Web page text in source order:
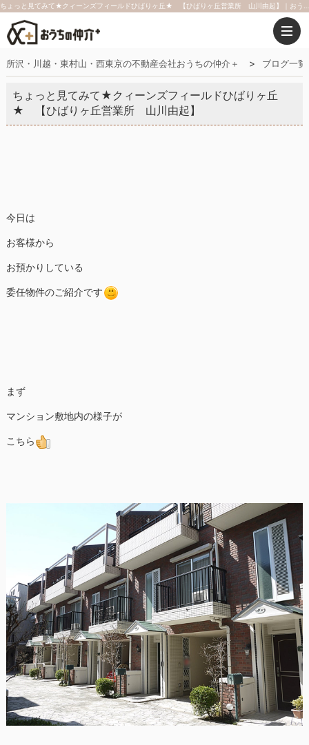
所沢・川越・東村山・西東京の不動産会社おうちの仲介＋ ブログ一覧
ちょっと見てみて★クィーンズフィールドひばりヶ丘
★ 【ひばりヶ丘営業所 山川由起】
今日は
お客様から
お預かりしている
委任物件のご紹介です
まず
マンション敷地内の様子が
こちら